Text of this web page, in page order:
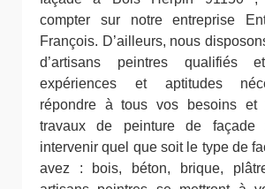
compter sur notre entreprise
François. D’ailleurs, nous
d’artisans peintres qualifiés
expériences et aptitudes
répondre à tous vos besoins et
travaux de peinture de
intervenir quel que soit le type de
avez : bois, béton, brique,